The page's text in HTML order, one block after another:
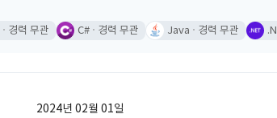
경력 무관 C# 경력 무관 Java 경력 무관
2024년 02월 01일